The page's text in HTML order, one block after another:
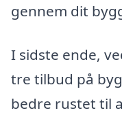
gennem dit
I sidste ende,
tre tilbud på
bedre rustet til